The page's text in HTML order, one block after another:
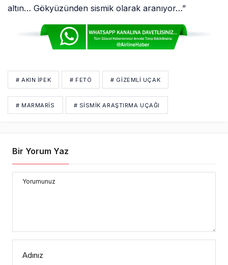
altın… Gökyüzünden sismik olarak aranıyor…”
# AKIN İPEK # FETÖ # GIZEMLI UÇAK
# MARMARIS # SİSMİK ARAŞTIRMA UÇAĞI
Bir Yorum Yaz
Yorumunuz
Adınız